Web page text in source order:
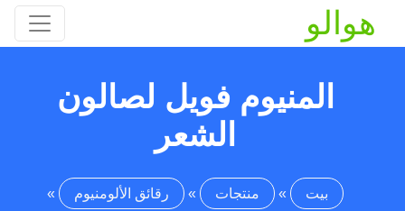
هوالو
المنيوم فويل لصالون
الشعر
بيت » منتجات » رقائق الألومنيوم »